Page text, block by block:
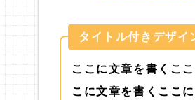
タイトル付きデザイ
ここに文章を書くこ
こに文章を書くここ